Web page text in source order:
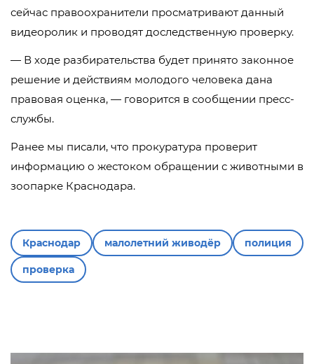
сейчас правоохранители просматривают данный
видеоролик и проводят доследственную проверку.
— В ходе разбирательства будет принято законное
решение и действиям молодого человека дана
правовая оценка, — говорится в сообщении пресс-
службы.
Ранее мы писали, что прокуратура проверит
информацию о жестоком обращении с животными в
зоопарке Краснодара.
Краснодар малолетний живодёр полиция
проверка